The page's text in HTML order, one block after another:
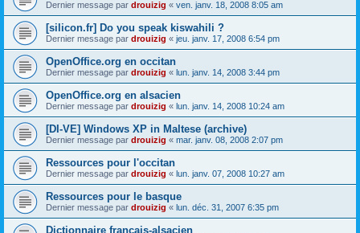
Dernier message par drouizig « ven. janv. 18, 2008 8:05 am
[silicon.fr] Do you speak kiswahili ?
Dernier message par drouizig « jeu. janv. 17, 2008 6:54 pm
OpenOffice.org en occitan
Dernier message par drouizig « lun. janv. 14, 2008 3:44 pm
OpenOffice.org en alsacien
Dernier message par drouizig « lun. janv. 14, 2008 10:24 am
[DI-VE] Windows XP in Maltese (archive)
Dernier message par drouizig « mar. janv. 08, 2008 2:07 pm
Ressources pour l'occitan
Dernier message par drouizig « lun. janv. 07, 2008 10:27 am
Ressources pour le basque
Dernier message par drouizig « lun. déc. 31, 2007 6:35 pm
Dictionnaire français-alsacien